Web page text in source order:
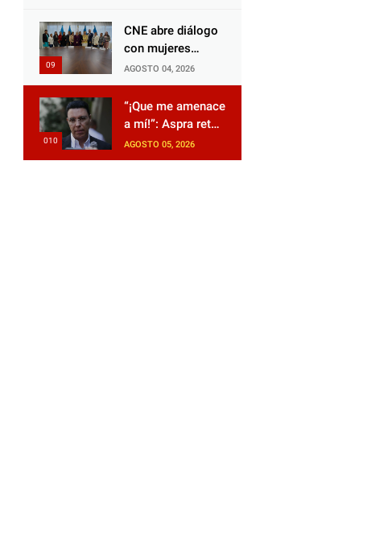
de El Progreso
para el Censo
CNE abre diálogo
con mujeres
políticas para
impulsar reformas
electorales
AGOSTO 04, 2026
“¡Que me amenace
a mí!”: Aspra reta
a JOH y exige que
siga tras las rejas
AGOSTO 05, 2026